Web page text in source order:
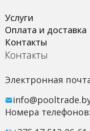
Услуги
Оплата и доставка
Контакты
Контакты
Электронная
Номера телефонов: